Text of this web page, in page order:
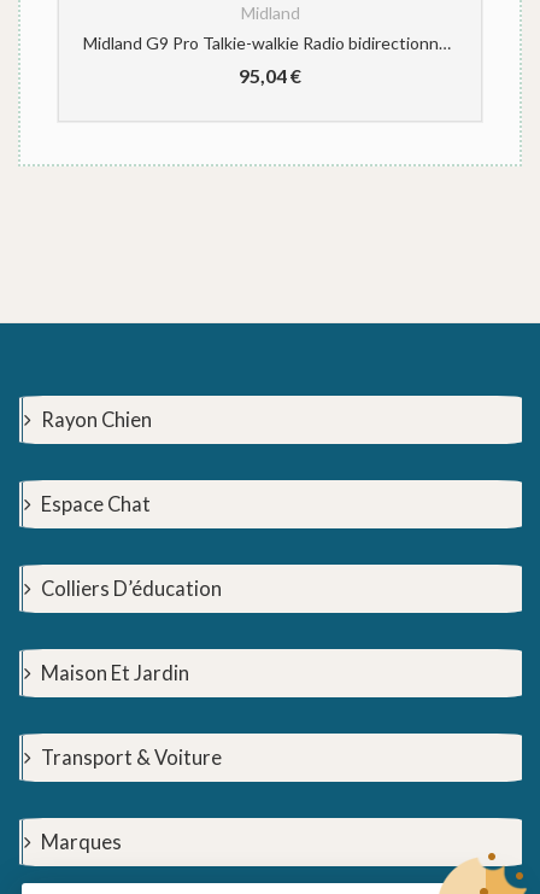
Midland
Midland G9 Pro Talkie-walkie Radio bidirectionnel Double Bande 36 canaux PMR446 et 69 LPD, sans Licence, 4 Piles AA Rechargeables 1800 mAh, Clip de Ceinture, certifié UKCA, Prise Britannique, Noir
95,04€
Rayon Chien
Espace Chat
Colliers D’éducation
Maison Et Jardin
Transport & Voiture
Marques